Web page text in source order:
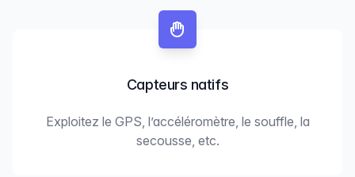
Capteurs natifs
Exploitez le GPS, l’accéléromètre, le souffle, la
secousse, etc.